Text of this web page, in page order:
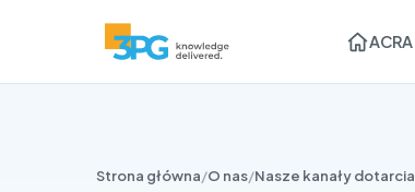
ACRA
Strona główna/O nas/Nasze kanały dotarcia